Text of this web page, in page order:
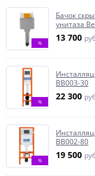
%
Бачок
унитаза
13 700
%
BB003-30
22 300
%
BB002-80
19 500